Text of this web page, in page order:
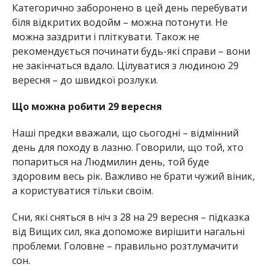
Категорично заборонено в цей день перебувати
біля відкритих водойм – можна потонути. Не
можна заздрити і пліткувати. Також не
рекомендується починати будь-які справи – вони
не закінчаться вдало. Цілуватися з людиною 29
вересня – до швидкої розлуки.
Що можна робити 29 вересня
Наші предки вважали, що сьогодні – відмінний
день для походу в лазню. Говорили, що той, хто
попариться на Людмилин день, той буде
здоровим весь рік. Важливо не брати чужий віник,
а користуватися тільки своїм.
Сни, які сняться в ніч з 28 на 29 вересня – підказка
від Вищих сил, яка допоможе вирішити нагальні
проблеми. Головне – правильно розтлумачити
сон.